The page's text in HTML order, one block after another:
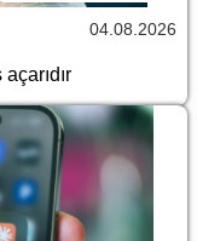
04.08.2026